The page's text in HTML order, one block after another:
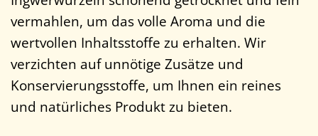
vermahlen, um das volle Aroma und die
wertvollen Inhaltsstoffe zu erhalten. Wir
verzichten auf unnötige Zusätze und
Konservierungsstoffe, um Ihnen ein reines
und natürliches Produkt zu bieten.